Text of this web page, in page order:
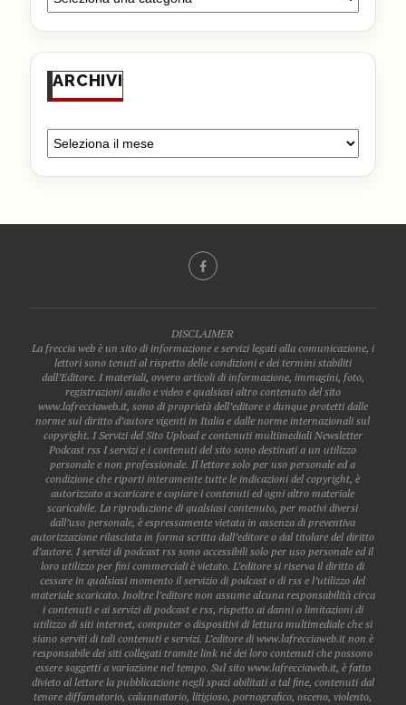
ARCHIVI
DISCLAIMER
La freccia web è un sito di informazione e servizi legati alla comunicazione, i
lettori sono tenuti al rispetto delle condizioni e dei termini stabiliti
dall’Editore. I materiali, ovvero articoli di informazione, immagini, foto,
registrazioni audio e video e qualsiasi altro contenuto del sito
www.lafrecciaweb.it, sono di proprietà dell’editore e dunque protetti dalle
norme sul diritto d’autore vigenti in Italia e dalle norme internazionali sul
copyright. I Servizi del Sito Upload e contenuti multimediali Newsletter
Podcast rss I servizi e i contenuti del sito sono destinati a un utilizzo
personale e non professionale. Il lettore solo per uso personale ed a
condizione che riporti interamente tutte le indicazioni del copyright, è
autorizzato a scaricare e copiare i contenuti ed ogni altro materiale
scaricabile. La riproduzione di qualsiasi contenuto, per motivi diversi
dall’uso personale, è espressamente vietata in assenza di preventiva
autorizzazione rilasciata in forma scritta dall’editore o dal titolare del diritto
d’autore. I servizi di podcast rss sono accessibili solo per uso personale ed il
loro utilizzo per fini commerciali è vietato. L’editore si riserva il diritto di
cessare in qualsiasi momento il servizio di podcast o di rss e l’utilizzo del
materiale scaricato. Inoltre l’editore non assume alcuna responsabilità circa
i contenuti e ai servizi di podcast e rss, rispetto ai danni o limitazioni di
utilizzo di siti internet, computer o dispositivi di lettura multimediale che si
siano serviti di tali contenuti e servizi. L’editore di www.lafrecciaweb.it non è
responsabile dei siti collegati tramite link né dei loro contenuti che possono
essere soggetti a variazione nel tempo. Sul sito www.lafrecciaweb.it, è fatto
divieto al lettore la pubblicazione negli spazi abilitati a tal fine, contenuti dal
tenore diffamatorio, calunnatorio, litigioso, pornografico, osceno, violento,